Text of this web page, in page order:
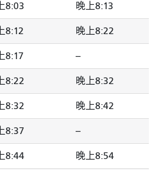
8:03 晚上8:13
8:12 晚上8:22
8:17 --
8:22 晚上8:32
8:32 晚上8:42
8:37 --
8:44 晚上8:54